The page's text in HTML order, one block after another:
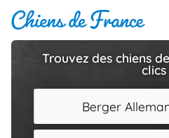
Trouvez des chiens
clics
Berger